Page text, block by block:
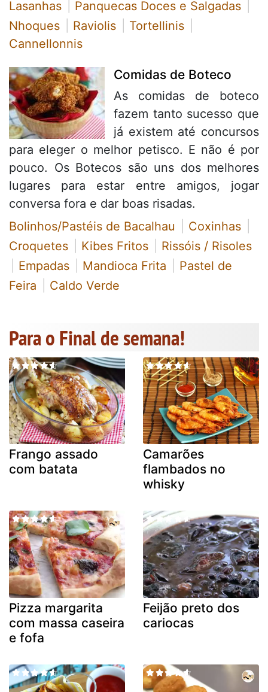
Lasanhas
Panquecas Doces e Salgadas
Nhoques
Raviolis
Tortellinis
Cannellonnis
Comidas de Boteco
As comidas de boteco
fazem tanto sucesso que
já existem até concursos
para eleger o melhor petisco. E não é por
pouco. Os Botecos são uns dos melhores
lugares para estar entre amigos, jogar
conversa fora e dar boas risadas.
Bolinhos/Pastéis de Bacalhau
Coxinhas
Croquetes
Kibes Fritos
Rissóis / Risoles
Empadas
Mandioca Frita
Pastel de
Feira
Caldo Verde
Para o Final de semana!
Frango assado
com batata
Camarões
flambados no
whisky
Pizza margarita
com massa caseira
e fofa
Feijão preto dos
cariocas